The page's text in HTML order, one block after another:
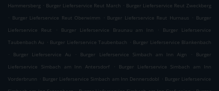
Hammersberg . Burger Lieferservice Reut March . Burger Lieferservice Reut Zweckberg
. Burger Lieferservice Reut Oberwimm . Burger Lieferservice Reut Hurnaus . Burger
Lieferservice Reut
. Burger Lieferservice Braunau am Inn .
Burger Lieferservice
Taubenbach Au . Burger Lieferservice Taubenbach . Burger Lieferservice Blankenbach
.
Burger Lieferservice Au . Burger Lieferservice Simbach am Inn Aign .
Burger
Lieferservice Simbach am Inn Antersdorf
.
Burger Lieferservice Simbach am Inn
Vorderbrunn . Burger Lieferservice Simbach am Inn Dennersdobl . Burger Lieferservice